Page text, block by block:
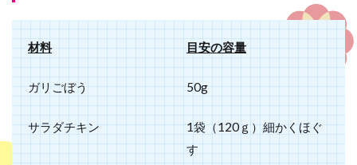
材料 目安の容量
ガリごぼう 50g
サラダチキン
1袋（120ｇ）細かくほぐ
す